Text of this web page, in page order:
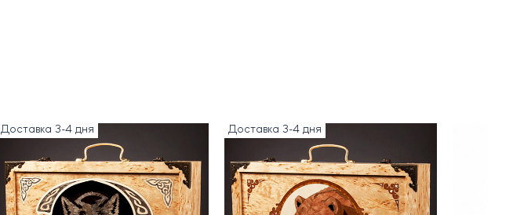
Доставка 3-4 дня Доставка 3-4 дня